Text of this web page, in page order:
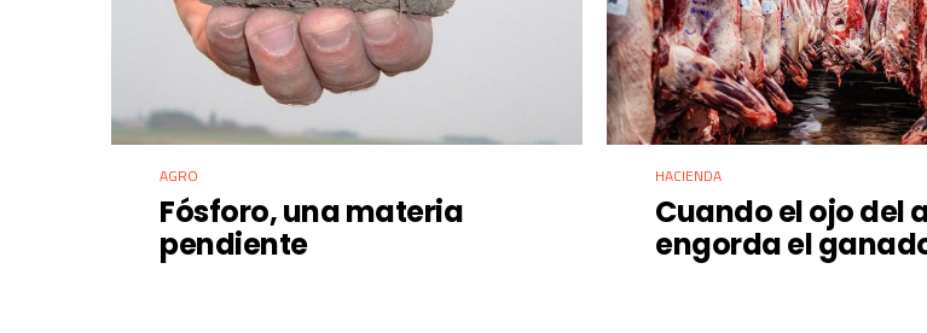
AGRO
Fósforo, una materia
pendiente
HACIENDA
Cuando el ojo del
engorda el